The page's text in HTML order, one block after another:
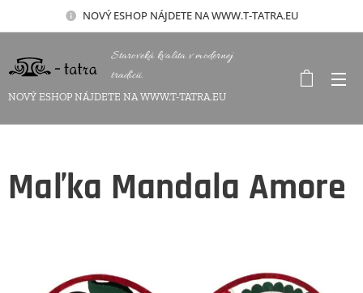
NOVÝESHOP NÁJDETE NA WWW.T-TATRA.EU
Staroveká kvalita v modernej
tradícii.
NOVÝ ESHOP NÁJDETE NA WWW.T-TATRA.EU
Maľka Mandala Amore